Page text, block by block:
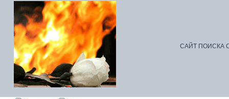
САЙТ ПОИСКА